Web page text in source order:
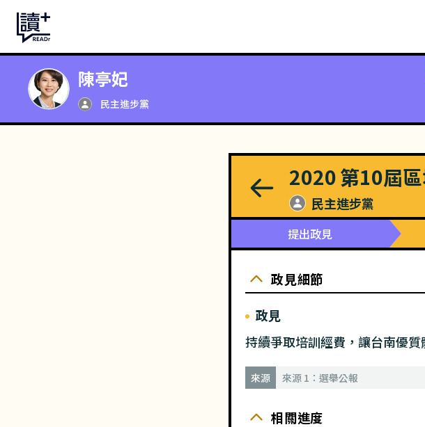
陳亭妃
民主進步黨
2020第10屆
民主進步黨
提出政見
政見細節
政見
持續爭取培訓經費，讓台南優
來源 來源 1：選舉公報
相關進度